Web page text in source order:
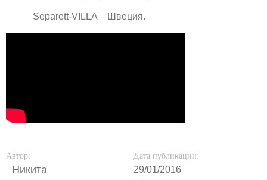
Separett-VILLA – Швеция.
Автор:
Никита
Дата публикации:
29/01/2016